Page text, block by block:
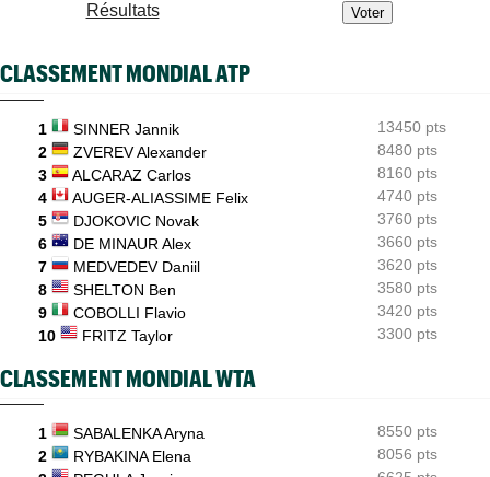
ATP - Montréal
Jeunes
08/08
US Open
Lorenzo Musetti passe d'une équipière russe à une Ukrainienne
Résultats
CLASSEMENT MONDIAL ATP
1 SINNER Jannik
13450 pts
2
ZVEREV Alexander
8480 pts
3
ALCARAZ Carlos
8160 pts
4
AUGER-ALIASSIME Felix
4740 pts
5
DJOKOVIC Novak
3760 pts
6
DE MINAUR Alex
3660 pts
7
MEDVEDEV Daniil
3620 pts
8
SHELTON Ben
3580 pts
9
COBOLLI Flavio
3420 pts
10
FRITZ Taylor 3300 pts
CLASSEMENT MONDIAL WTA
1 SABALENKA Aryna
8550 pts
2
RYBAKINA Elena
8056 pts